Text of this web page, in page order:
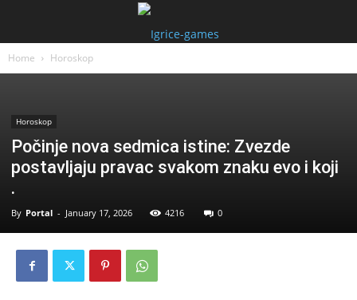
Home Horoskop
Horoskop
Počinje nova sedmica istine: Zvezde
postavljaju pravac svakom znaku evo i koji
.
By Portal - January 17, 2026 4216 0